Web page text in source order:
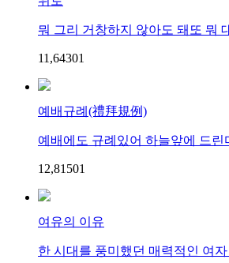
뭐 그리 거창하지 않아도 돼또 뭐
11,64301
예배규례(禮拜規例)
예배에도 규례있어 하늘앞에 드
12,81501
여유의 이유
한 시대를 풍미했던 매력적인 여